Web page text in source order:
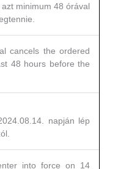
minimum 48 órával
cancels the ordered
48 hours before the
napján lép
into force on 14